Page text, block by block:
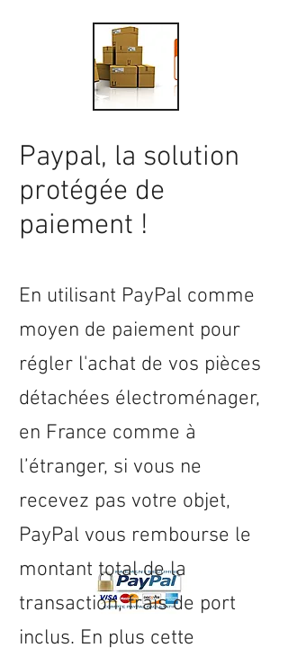
Paypal, la solution
protégée de
paiement !
En utilisant PayPal comme
moyen de paiement pour
régler l'achat de vos pièces
détachées électroménager,
en France comme à
l’étranger, si vous ne
recevez pas votre objet,
PayPal vous rembourse le
montant total de la
transaction, frais de port
inclus. En plus cette